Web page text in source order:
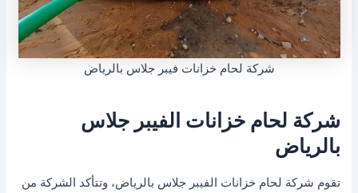
شركة لحام خزانات فيبر جلاس بالرياض
شركة لحام خزانات الفيبر جلاس
بالرياض
تقوم شركة لحام خزانات الفيبر جلاس بالرياض، وتتأكد الشركة من